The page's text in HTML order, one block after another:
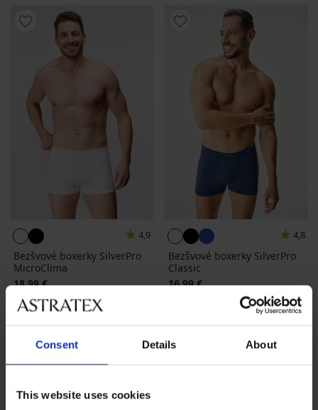
Consent Details About
This website uses cookies
4,9
Bezšvové boxerky SilverPro
MicroClima
18,99 €
4,8
Bezšvové boxerky SilverPro
Classic
16,99 €